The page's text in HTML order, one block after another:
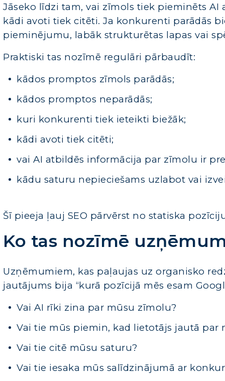
Jāseko līdzi tam, vai zīmols tiek pieminēts
kādi avoti tiek citēti. Ja konkurenti parādās
pieminējumu, labāk strukturētas lapas vai
Praktiski tas nozīmē regulāri pārbaudīt:
kādos promptos zīmols parādās;
kādos promptos neparādās;
kuri konkurenti tiek ieteikti biežāk;
kādi avoti tiek citēti;
vai AI atbildēs informācija par zīmolu ir
kādu saturu nepieciešams uzlabot vai
Šī pieeja ļauj SEO pārvērst no statiska
Ko tas nozīmē
Uzņēmumiem, kas paļaujas uz organisko
jautājums bija “kurā pozīcijā mēs esam
Vai AI rīki zina par mūsu zīmolu?
Vai tie mūs piemin, kad lietotājs jautā
Vai tie citē mūsu saturu?
Vai tie iesaka mūs salīdzinājumā ar